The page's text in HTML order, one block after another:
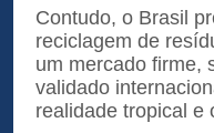
Contudo, o Brasil
reciclagem de
um mercado firme,
validado
realidade tropical e